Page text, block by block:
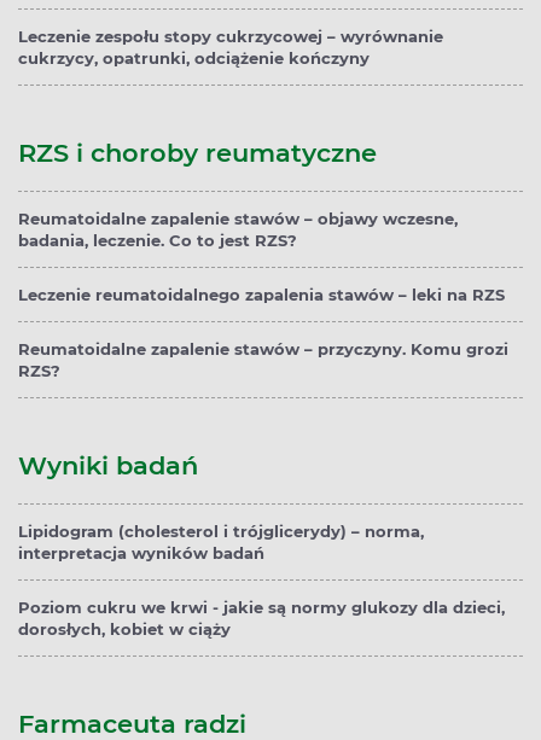
Leczenie zespołu stopy cukrzycowej – wyrównanie
cukrzycy, opatrunki, odciążenie kończyny
RZS i choroby reumatyczne
Reumatoidalne zapalenie stawów – objawy wczesne,
badania, leczenie. Co to jest RZS?
Leczenie reumatoidalnego zapalenia stawów – leki na RZS
Reumatoidalne zapalenie stawów – przyczyny. Komu grozi
RZS?
Wyniki badań
Lipidogram (cholesterol i trójglicerydy) – norma,
interpretacja wyników badań
Poziom cukru we krwi - jakie są normy glukozy dla dzieci,
dorosłych, kobiet w ciąży
Farmaceuta radzi